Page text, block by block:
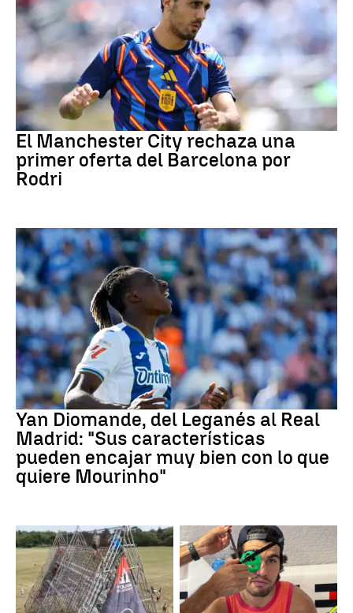
Fútbol
El Manchester City rechaza una
primer oferta del Barcelona por
Rodri
Real Madrid
Yan Diomande, del Leganés al Real
Madrid: "Sus características
pueden encajar muy bien con lo que
quiere Mourinho"
Ultraviking Tenis